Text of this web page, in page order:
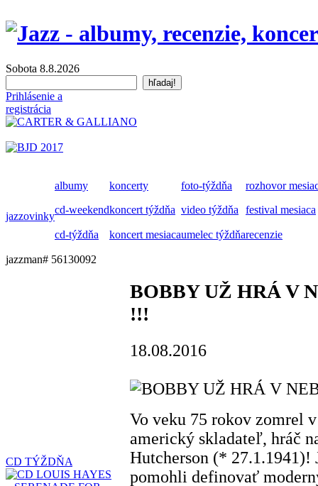
Sobota 8.8.2026
Prihlásenie a
registrácia
jazzovinky
albumy koncerty foto-týždňa
rozhovor
cd-weekendkoncert týždňa video týždňa festival mesiaca
cd-týždňa koncert mesiacaumelec týždňarecenzie
jazzman# 56130092
CD TÝŽDŇA
BOBBY UŽ HRÁ V
!!!
18.08.2016
Vo veku 75 rokov zomrel
americký skladateľ, hráč
Hutcherson (* 27.1.1941)!
pomohli definovať